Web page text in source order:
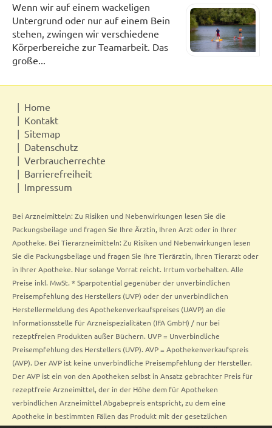
Wenn wir auf einem wackeligen
Untergrund oder nur auf einem Bein
stehen, zwingen wir verschiedene
Körperbereiche zur Teamarbeit. Das
große...
Home
Kontakt
Sitemap
Datenschutz
Verbraucherrechte
Barrierefreiheit
Impressum
Bei Arzneimitteln: Zu Risiken und Nebenwirkungen lesen Sie die
Packungsbeilage und fragen Sie Ihre Ärztin, Ihren Arzt oder in Ihrer
Apotheke. Bei Tierarzneimitteln: Zu Risiken und Nebenwirkungen lesen
Sie die Packungsbeilage und fragen Sie Ihre Tierärztin, Ihren Tierarzt oder
in Ihrer Apotheke. Nur solange Vorrat reicht. Irrtum vorbehalten. Alle
Preise inkl. MwSt. * Sparpotential gegenüber der unverbindlichen
Preisempfehlung des Herstellers (UVP) oder der unverbindlichen
Herstellermeldung des Apothekenverkaufspreises (UAVP) an die
Informationsstelle für Arzneispezialitäten (IFA GmbH) / nur bei
rezeptfreien Produkten außer Büchern. UVP = Unverbindliche
Preisempfehlung des Herstellers (UVP). AVP = Apothekenverkaufspreis
(AVP). Der AVP ist keine unverbindliche Preisempfehlung der Hersteller.
Der AVP ist ein von den Apotheken selbst in Ansatz gebrachter Preis für
rezeptfreie Arzneimittel, der in der Höhe dem für Apotheken
verbindlichen Arzneimittel Abgabepreis entspricht, zu dem eine
Apotheke in bestimmten Fällen das Produkt mit der gesetzlichen